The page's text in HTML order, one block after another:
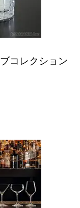
コレクション